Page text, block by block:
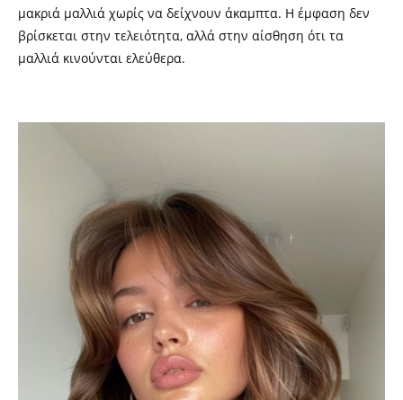
μακριά μαλλιά χωρίς να δείχνουν άκαμπτα. Η έμφαση δεν
βρίσκεται στην τελειότητα, αλλά στην αίσθηση ότι τα
μαλλιά κινούνται ελεύθερα.